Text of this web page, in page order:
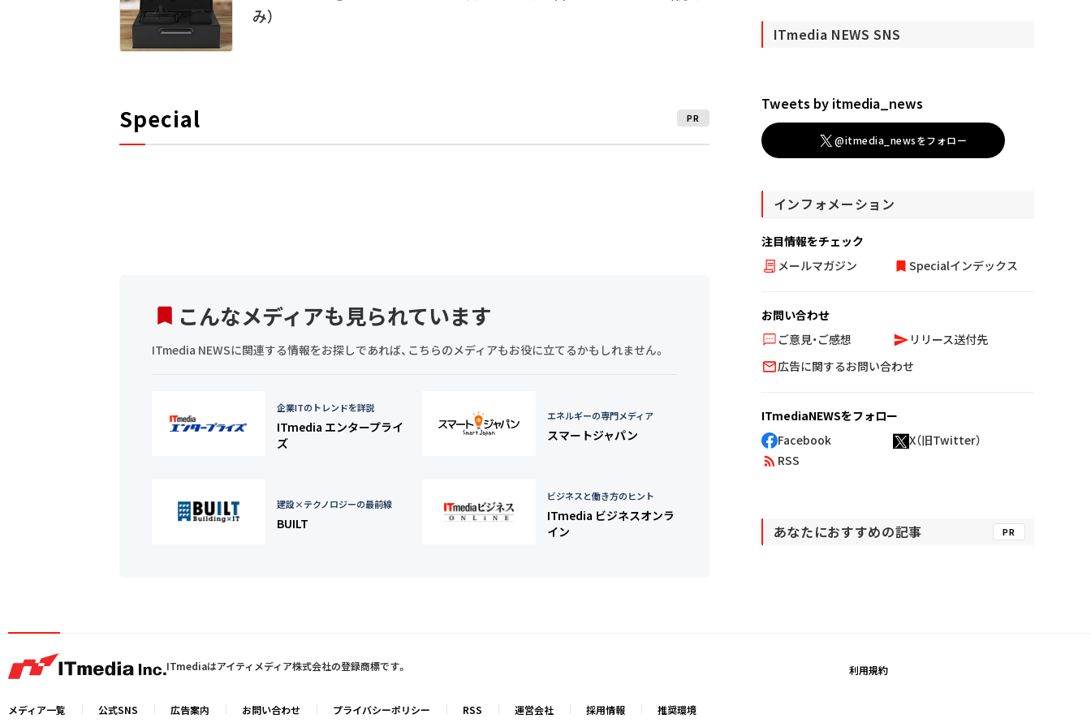
み）
Special PR
こんなメディアも見られています
ITmedia NEWSに関連する情報をお探しであれば、こちらのメディアもお役に立てるかもしれません。
企業ITのトレンドを詳説
ITmedia エンタープライ
ズ
エネルギーの専門メディア
スマートジャパン
建設×テクノロジーの最前線
BUILT
ビジネスと働き方のヒント
ITmedia ビジネスオンラ
イン
ITmedia NEWS SNS
Tweets by itmedia_news
@itmedia_newsをフォロー
インフォメーション
注目情報をチェック
メールマガジン
Specialインデックス
お問い合わせ
ご意見・ご感想
リリース送付先
広告に関するお問い合わせ
ITmediaNEWSをフォロー
Facebook
X（旧Twitter）
RSS
あなたにおすすめの記事 PR
ITmediaはアイティメディア株式会社の登録商標です。 利用規約
メディア一覧 公式SNS 広告案内 お問い合わせ プライバシーポリシー RSS 運営会社 採用情報 推奨環境